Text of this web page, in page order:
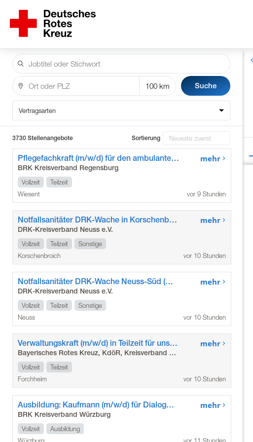
Suche
Vertragsarten
3730 Stellenangebote Sortierung
Pflegefachkraft (m/w/d) für den ambulanten Pflegedienst Wiesent
BRK Kreisverband Regensburg
Vollzeit
Teilzeit
Wiesent
mehr
vor 9 Stunden
Notfallsanitäter DRK-Wache in Korschenbroich (m/w/d)
DRK-Kreisverband Neuss e.V.
Vollzeit
Teilzeit
Sonstige
Korschenbroich
mehr
vor 10 Stunden
Notfallsanitäter DRK-Wache Neuss-Süd (m/w/d)
DRK-Kreisverband Neuss e.V.
Vollzeit
Teilzeit
Sonstige
Neuss
mehr
vor 10 Stunden
Verwaltungskraft (m/w/d) in Teilzeit für unser Seniorenzentrum in Gößweinstein
Bayerisches Rotes Kreuz, KdöR, Kreisverband Forchheim
Vollzeit
Teilzeit
Forchheim
mehr
vor 10 Stunden
Ausbildung: Kaufmann (m/w/d) für Dialogmarketing
BRK Kreisverband Würzburg
Vollzeit
Ausbildung
mehr